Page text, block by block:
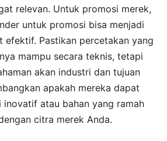
relevan. Untuk promosi merek,
untuk promosi bisa menjadi
efektif. Pastikan percetakan yang
mampu secara teknis, tetapi
akan industri dan tujuan
apakah mereka dapat
inovatif atau bahan yang ramah
citra merek Anda.